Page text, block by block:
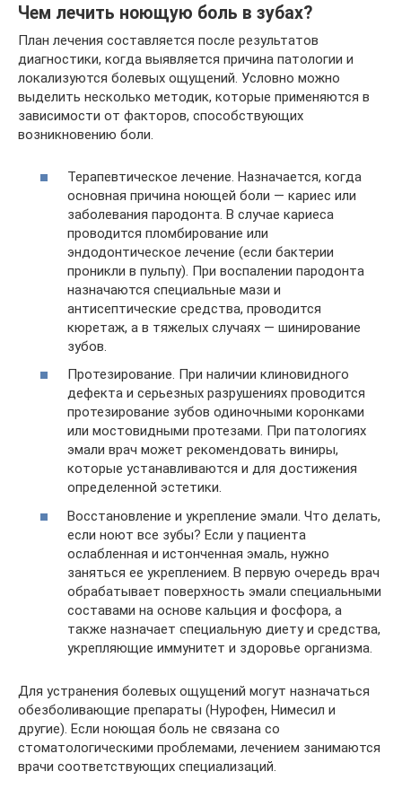
Чем лечить ноющую боль в зубах?
План лечения составляется после результатов
диагностики, когда выявляется причина патологии и
локализуются болевых ощущений. Условно можно
выделить несколько методик, которые применяются в
зависимости от факторов, способствующих
возникновению боли.
Терапевтическое лечение. Назначается, когда
основная причина ноющей боли — кариес или
заболевания пародонта. В случае кариеса
проводится пломбирование или
эндодонтическое лечение (если бактерии
проникли в пульпу). При воспалении пародонта
назначаются специальные мази и
антисептические средства, проводится
кюретаж, а в тяжелых случаях — шинирование
зубов.
Протезирование. При наличии клиновидного
дефекта и серьезных разрушениях проводится
протезирование зубов одиночными коронками
или мостовидными протезами. При патологиях
эмали врач может рекомендовать виниры,
которые устанавливаются и для достижения
определенной эстетики.
Восстановление и укрепление эмали. Что делать,
если ноют все зубы? Если у пациента
ослабленная и истонченная эмаль, нужно
заняться ее укреплением. В первую очередь врач
обрабатывает поверхность эмали специальными
составами на основе кальция и фосфора, а
также назначает специальную диету и средства,
укрепляющие иммунитет и здоровье организма.
Для устранения болевых ощущений могут назначаться
обезболивающие препараты (Нурофен, Нимесил и
другие). Если ноющая боль не связана со
стоматологическими проблемами, лечением занимаются
врачи соответствующих специализаций.